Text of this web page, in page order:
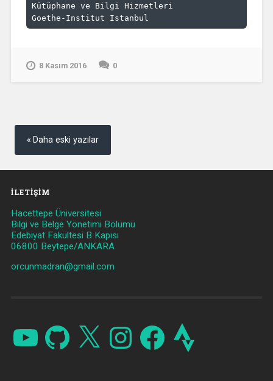
Kütüphane ve Bilgi Hizmetleri
Goethe-Institut Istanbul
8 Kasım 2016 0
Yazı
gezinmesi
Daha eski yazılar
İLETIŞIM
Hacettepe Üniversitesi
Bilgi ve Belge Yönetimi Bölümü
Edebiyat Fakültesi B Kapısı
06800 Beytepe/ANKARA
orcunmadran@gmail.com
YouTube GitHub X InstagramFacebook Strava